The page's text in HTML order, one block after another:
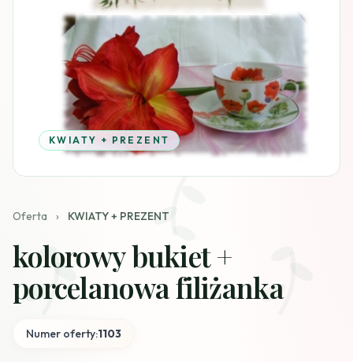
KWIATY + PREZENT
Oferta › KWIATY + PREZENT
kolorowy bukiet +
porcelanowa filiżanka
Numer oferty:1103